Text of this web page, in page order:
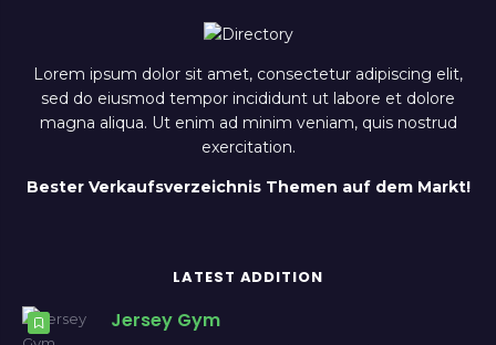
Lorem ipsum dolor sit amet, consectetur adipiscing elit,
sed do eiusmod tempor incididunt ut labore et dolore
magna aliqua. Ut enim ad minim veniam, quis nostrud
exercitation.
Bester Verkaufsverzeichnis Themen auf dem Markt!
LATEST ADDITION
Jersey Gym